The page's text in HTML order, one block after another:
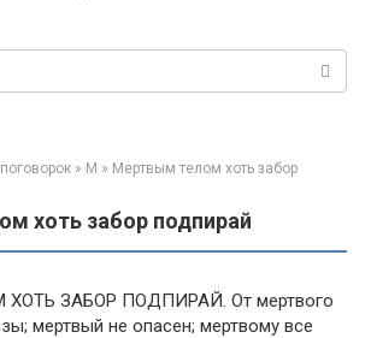
» М » Мертвым телом хоть забор
хоть забор подпирай
ЗАБОР ПОДПИРАЙ. От мертвого
мертвый не опасен; мертвому все